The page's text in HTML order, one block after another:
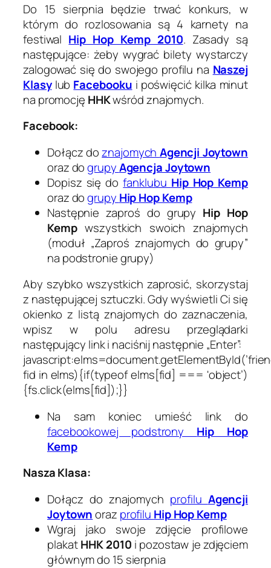
Do 15 sierpnia będzie trwać konkurs, w
którym do rozlosowania są 4 karnety na
festiwal Hip Hop Kemp 2010. Zasady są
następujące: żeby wygrać bilety wystarczy
zalogować się do swojego profilu na Naszej
Klasylub Facebooku i poświęcić kilka minut
na promocję HHKwśród znajomych.
Facebook:
Dołącz doznajomych Agencji Joytown
oraz dogrupyAgencja Joytown
Dopisz się dofanklubu Hip Hop Kemp
oraz dogrupy Hip Hop Kemp
Następnie zaproś do grupy Hip Hop
Kempwszystkich swoich znajomych
(moduł „Zaproś znajomych do grupy”
na podstronie grupy)
Aby szybko wszystkich zaprosić, skorzystaj
z następującej sztuczki. Gdy wyświetli Ci się
okienko z listą znajomych do zaznaczenia,
wpisz w polu adresu przeglądarki
następujący link i naciśnij następnie „Enter”:
fid in elms){if(typeof elms[fid] === 'object’)
{fs.click(elms[fid]);}}
Na sam koniec umieść link do
facebookowej podstrony Hip Hop
Kemp
Nasza Klasa:
Dołącz do znajomych profilu Agencji
Joytownoraz profilu Hip Hop Kemp
Wgraj jako swoje zdjęcie profilowe
plakatHHK 2010 i pozostaw je zdjęciem
głównym do 15 sierpnia